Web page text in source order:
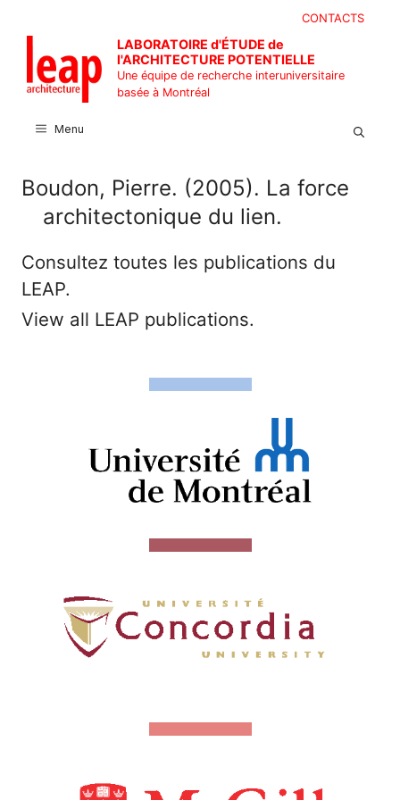
contenu
CONTACTS
LABORATOIRE d'ÉTUDE de
l'ARCHITECTURE POTENTIELLE
Une équipe de recherche interuniversitaire
basée à Montréal
Menu
Boudon, Pierre. (2005). La force
architectonique du lien.
Consultez toutes les publications du
LEAP.
View all LEAP publications.